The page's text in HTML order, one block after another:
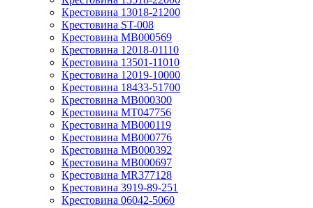
Крестовина 13018-21200
Крестовина ST-008
Крестовина MB000569
Крестовина 12018-01110
Крестовина 13501-11010
Крестовина 12019-10000
Крестовина 18433-51700
Крестовина MB000300
Крестовина MT047756
Крестовина MB000119
Крестовина MB000776
Крестовина MB000392
Крестовина MB000697
Крестовина MR377128
Крестовина 3919-89-251
Крестовина 06042-5060